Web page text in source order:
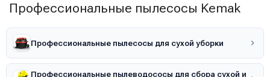
Профессиональные пылесосы Kemak
Профессиональные пылесосы для сухой уборки
Профессиональные пылеводососы для сбора сухой и